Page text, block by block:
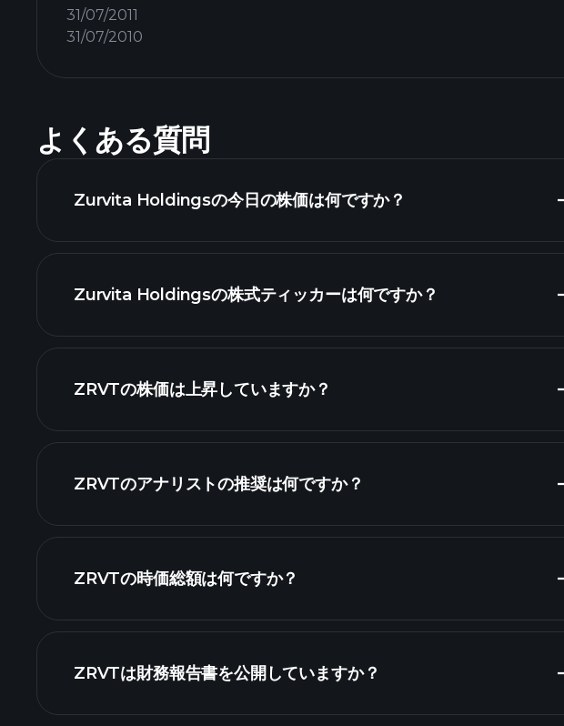
31/07/2011
31/07/2010
よくある質問
Zurvita Holdingsの今日の株価は何ですか？
Zurvita Holdingsの株式ティッカーは何ですか？
ZRVTの株価は上昇していますか？
ZRVTのアナリストの推奨は何ですか？
ZRVTの時価総額は何ですか？
株式リスト
ZRVTは財務報告書を公開していますか？